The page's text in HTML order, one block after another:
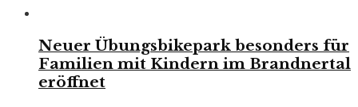
Neuer Übungsbikepark besonders für
Familien mit Kindern im Brandnertal
eröffnet